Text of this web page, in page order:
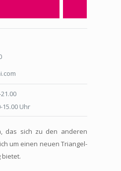
Uhr
das sich zu den anderen
um einen neuen Triangel-
bietet.